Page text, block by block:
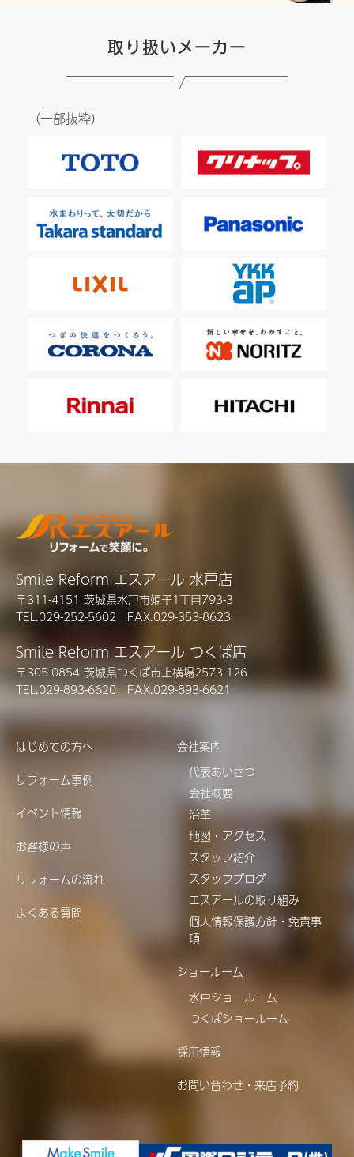
取り扱いメーカー
（一部抜粋）
Smile Reform エスアール 水戸店
〒311-4151 茨城県水戸市姫子1丁目793-3
TEL.029-252-5602 FAX.029-353-8623
Smile Reform エスアール つくば店
〒305-0854 茨城県つくば市上横場2573-126
TEL.029-893-6620 FAX.029-893-6621
はじめての方へ
リフォーム事例
イベント情報
お客様の声
リフォームの流れ
よくある質問
会社案内
代表あいさつ
会社概要
沿革
地図・アクセス
スタッフ紹介
スタッフブログ
エスアールの取り組み
個人情報保護方針・免責事
項
ショールーム
水戸ショールーム
つくばショールーム
採用情報
お問い合わせ・来店予約